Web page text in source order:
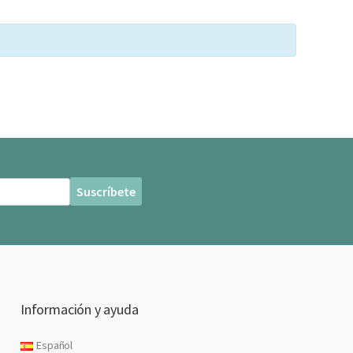
Información y ayuda
Español